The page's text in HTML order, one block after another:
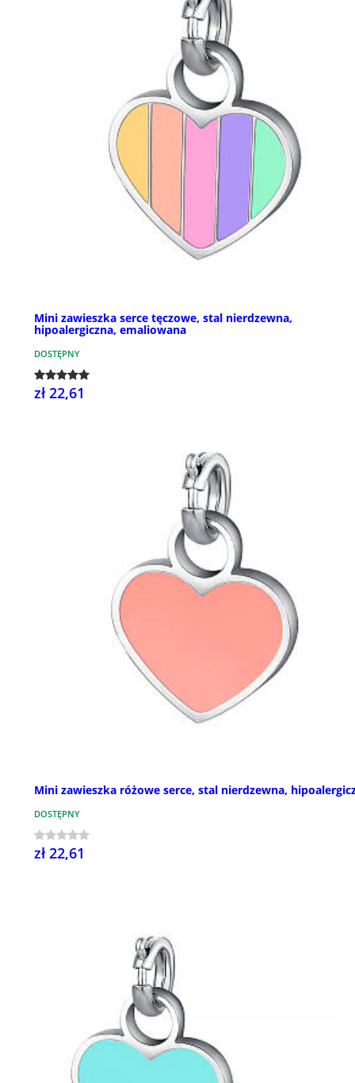
Mini zawieszka serce tęczowe, stal nierdzewna,
hipoalergiczna, emaliowana
DOSTĘPNY
zł 22,61
Mini zawieszka różowe serce, stal nierdzewna,
DOSTĘPNY
zł 22,61